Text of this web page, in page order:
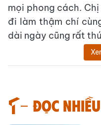
mọi phong cách.
đi làm thậm chí
dài ngày cũng rất
Đọc